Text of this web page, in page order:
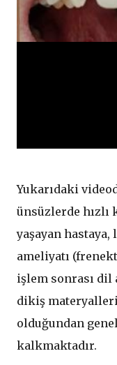
Yukarıdaki
ünsüzlerde hızlı
yaşayan hastaya,
ameliyatı
işlem sonrası dil
dikiş
olduğundan
kalkmaktadır.